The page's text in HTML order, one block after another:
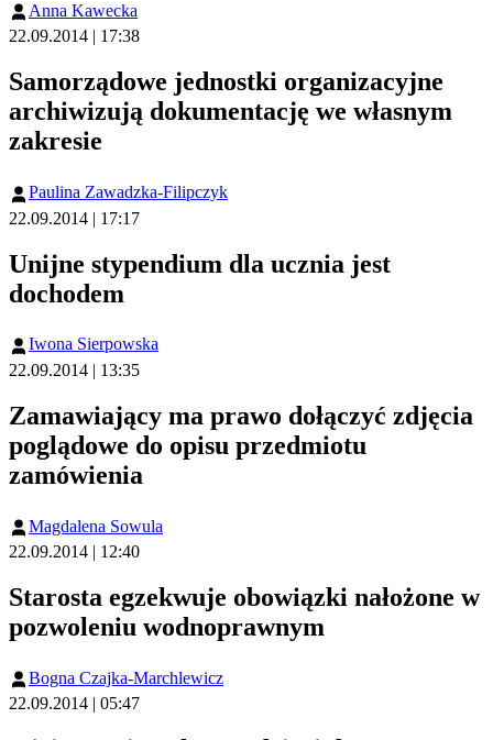
Anna Kawecka
22.09.2014 | 17:38
Samorządowe jednostki organizacyjne
archiwizują dokumentację we własnym
zakresie
Paulina Zawadzka-Filipczyk
22.09.2014 | 17:17
Unijne stypendium dla ucznia jest
dochodem
Iwona Sierpowska
22.09.2014 | 13:35
Zamawiający ma prawo dołączyć zdjęcia
poglądowe do opisu przedmiotu
zamówienia
Magdalena Sowula
22.09.2014 | 12:40
Starosta egzekwuje obowiązki nałożone w
pozwoleniu wodnoprawnym
Bogna Czajka-Marchlewicz
22.09.2014 | 05:47